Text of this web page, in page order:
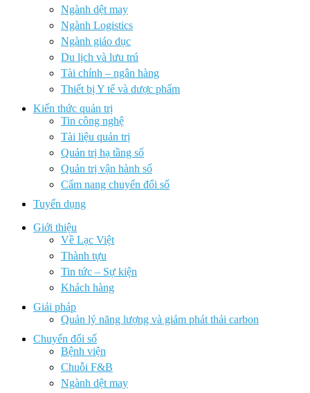
Ngành dệt may
Ngành Logistics
Ngành giáo dục
Du lịch và lưu trú
Tài chính – ngân hàng
Thiết bị Y tế và dược phẩm
Kiến thức quản trị
Tin công nghệ
Tài liệu quản trị
Quản trị hạ tầng số
Quản trị vận hành số
Cẩm nang chuyển đổi số
Tuyển dụng
Giới thiệu
Về Lạc Việt
Thành tựu
Tin tức – Sự kiện
Khách hàng
Giải pháp
Quản lý năng lượng và giảm phát thải carbon
Chuyển đổi số
Bệnh viện
Chuỗi F&B
Ngành dệt may